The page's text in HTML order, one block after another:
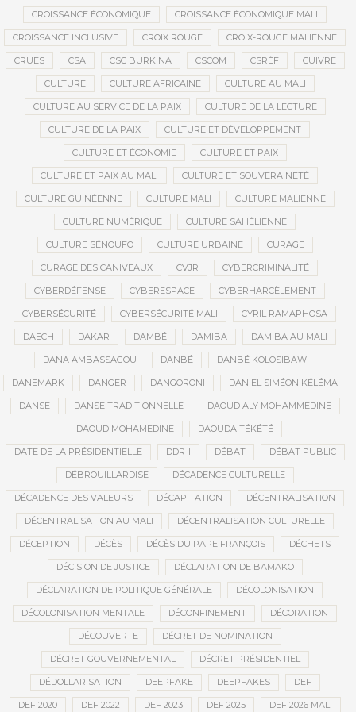
CROISSANCE ÉCONOMIQUE CROISSANCE ÉCONOMIQUE MALI
CROISSANCE INCLUSIVE CROIX ROUGE CROIX-ROUGE MALIENNE
CRUES CSA CSC BURKINA CSCOM CSRÉF CUIVRE
CULTURE CULTURE AFRICAINE CULTURE AU MALI
CULTURE AU SERVICE DE LA PAIX CULTURE DE LA LECTURE
CULTURE DE LA PAIX CULTURE ET DÉVELOPPEMENT
CULTURE ET ÉCONOMIE CULTURE ET PAIX
CULTURE ET PAIX AU MALI CULTURE ET SOUVERAINETÉ
CULTURE GUINÉENNE CULTURE MALI CULTURE MALIENNE
CULTURE NUMÉRIQUE CULTURE SAHÉLIENNE
CULTURE SÉNOUFO CULTURE URBAINE CURAGE
CURAGE DES CANIVEAUX CVJR CYBERCRIMINALITÉ
CYBERDÉFENSE CYBERESPACE CYBERHARCÈLEMENT
CYBERSÉCURITÉ CYBERSÉCURITÉ MALI CYRIL RAMAPHOSA
DAECH DAKAR DAMBÉ DAMIBA DAMIBA AU MALI
DANA AMBASSAGOU DANBÉ DANBÉ KOLOSIBAW
DANEMARK DANGER DANGORONI DANIEL SIMÉON KÉLÉMA
DANSE DANSE TRADITIONNELLE DAOUD ALY MOHAMMEDINE
DAOUD MOHAMEDINE DAOUDA TÉKÉTÉ
DATE DE LA PRÉSIDENTIELLE DDR-I DÉBAT DÉBAT PUBLIC
DÉBROUILLARDISE DÉCADENCE CULTURELLE
DÉCADENCE DES VALEURS DÉCAPITATION DÉCENTRALISATION
DÉCENTRALISATION AU MALI DÉCENTRALISATION CULTURELLE
DÉCEPTION DÉCÈS DÉCÈS DU PAPE FRANÇOIS DÉCHETS
DÉCISION DE JUSTICE DÉCLARATION DE BAMAKO
DÉCLARATION DE POLITIQUE GÉNÉRALE DÉCOLONISATION
DÉCOLONISATION MENTALE DÉCONFINEMENT DÉCORATION
DÉCOUVERTE DÉCRET DE NOMINATION
DÉCRET GOUVERNEMENTAL DÉCRET PRÉSIDENTIEL
DÉDOLLARISATION DEEPFAKE DEEPFAKES DEF
DEF 2020 DEF 2022 DEF 2023 DEF 2025 DEF 2026 MALI